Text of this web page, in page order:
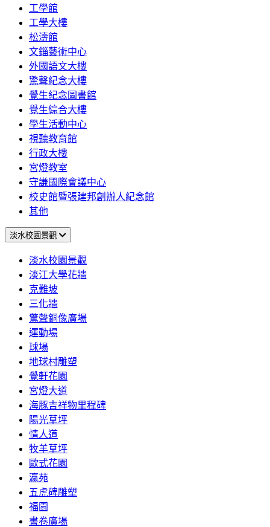
工學館
工學大樓
松濤館
文錙藝術中心
外國語文大樓
驚聲紀念大樓
覺生紀念圖書館
覺生綜合大樓
學生活動中心
視聽教育館
行政大樓
宮燈教室
守謙國際會議中心
校史館暨張建邦創辦人紀念館
其他
淡水校園景觀
淡水校園景觀
淡江大學花牆
克難坡
三化牆
驚聲銅像廣場
運動場
球場
地球村雕塑
覺軒花園
宮燈大道
海豚吉祥物里程碑
陽光草坪
情人道
牧羊草坪
歐式花園
瀛苑
五虎碑雕塑
福園
書卷廣場